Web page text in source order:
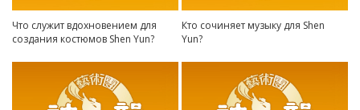
Что служит вдохновением для
создания костюмов Shen Yun?
Кто сочиняет музыку для Shen
Yun?